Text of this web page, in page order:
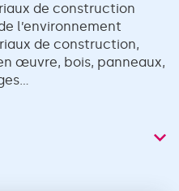
de construction
l’environnement
de construction,
œuvre, bois, panneaux,